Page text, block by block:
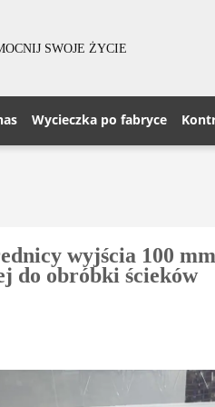
SWOJE ŻYCIE
Wycieczka po fabryce
wyjścia 100
do obróbki ścieków